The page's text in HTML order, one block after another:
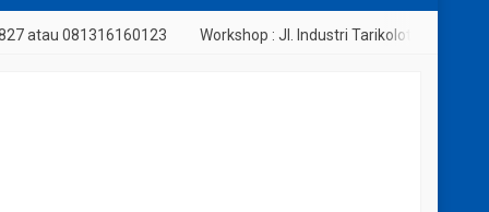
atau 081316160123 Workshop : Jl. Industri Tarikolot, Citeureup,